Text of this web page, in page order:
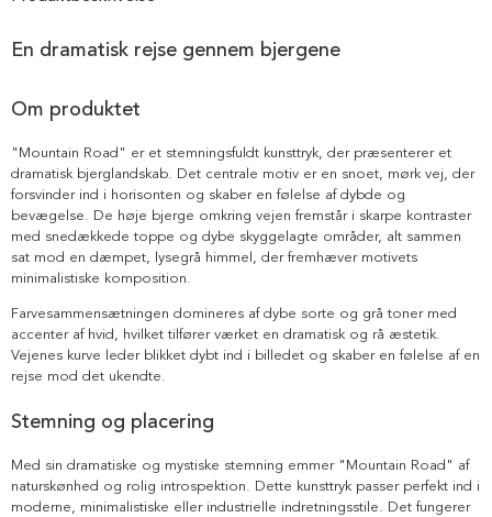
En dramatisk rejse gennem bjergene
Om produktet
"Mountain Road" er et stemningsfuldt kunsttryk, der præsenterer et
dramatisk bjerglandskab. Det centrale motiv er en snoet, mørk vej, der
forsvinder ind i horisonten og skaber en følelse af dybde og
bevægelse. De høje bjerge omkring vejen fremstår i skarpe kontraster
med snedækkede toppe og dybe skyggelagte områder, alt sammen
sat mod en dæmpet, lysegrå himmel, der fremhæver motivets
minimalistiske komposition.
Farvesammensætningen domineres af dybe sorte og grå toner med
accenter af hvid, hvilket tilfører værket en dramatisk og rå æstetik.
Vejenes kurve leder blikket dybt ind i billedet og skaber en følelse af en
rejse mod det ukendte.
Stemning og placering
Med sin dramatiske og mystiske stemning emmer "Mountain Road" af
naturskønhed og rolig introspektion. Dette kunsttryk passer perfekt ind i
moderne, minimalistiske eller industrielle indretningsstile. Det fungerer